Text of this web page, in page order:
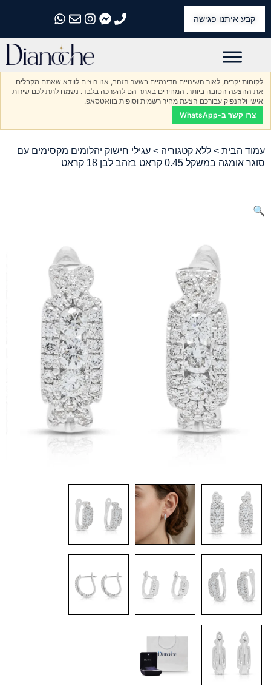
קבע איתנו פגישה
התקשרו אלינו
התקשרו אלינו
התקשרו אלינו
התקשרו אלינו
התקשרו אלינו
לקוחות יקרים, לאור השינויים הדינמיים בשער הזהב, אנו רוצים לוודא שאתם מקבלים
את ההצעה הטובה ביותר. המחירים באתר הם להערכה בלבד. נשמח לתת לכם שירות
אישי ולהנפיק עבורכם הצעת מחיר רשמית וסופית בוואטסאפ.
צרו קשר ב-WhatsApp
עמוד הבית > ללא קטגוריה > עגילי חישוק יהלומים מקסימים עם
סוגר אומגה במשקל 0.45 קראט בזהב לבן 18 קראט
🔍